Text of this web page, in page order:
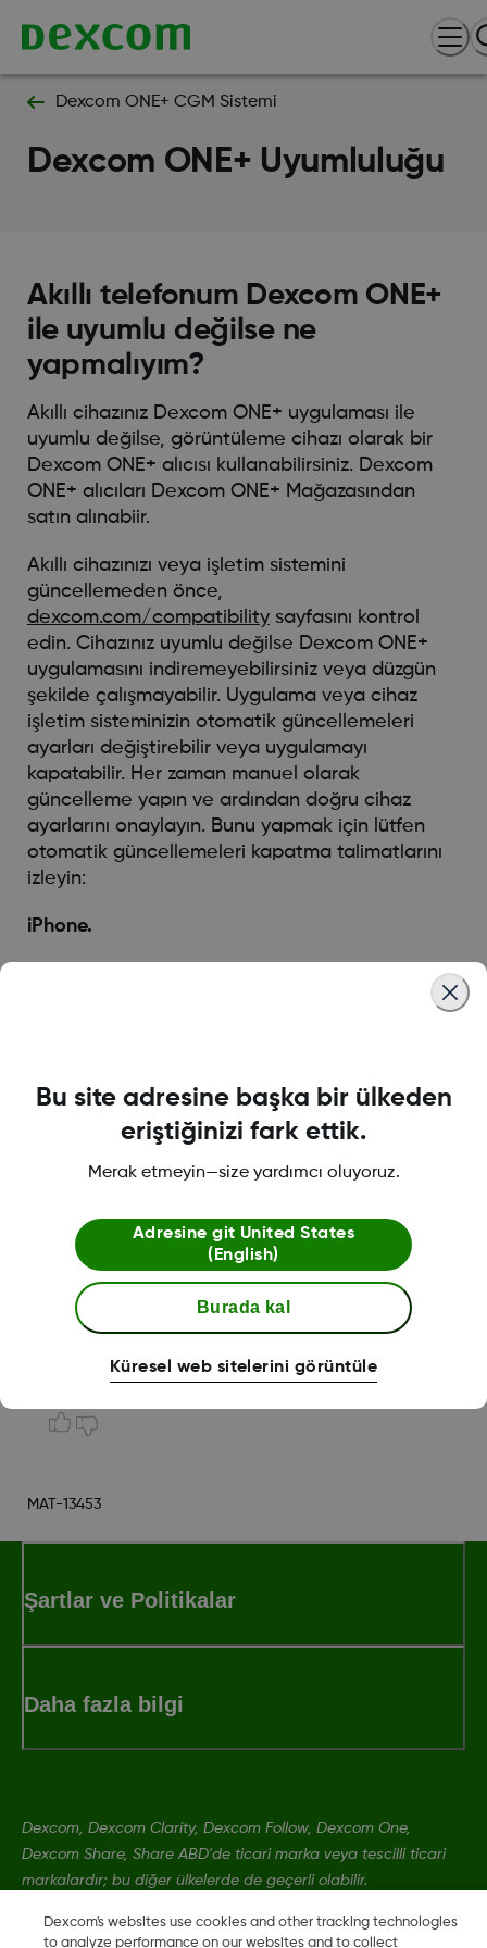
Dexcom ONE+ CGM Sistemi
Dexcom ONE+ Uyumluluğu
Akıllı telefonum Dexcom ONE+
ile uyumlu değilse ne
yapmalıyım?
Akıllı cihazınız Dexcom ONE+ uygulaması ile
uyumlu değilse, görüntüleme cihazı olarak bir
Dexcom ONE+ alıcısı kullanabilirsiniz. Dexcom
ONE+ alıcıları Dexcom ONE+ Mağazasından
satın alınabiir.
Akıllı cihazınızı veya işletim sistemini
güncellemeden önce,
dexcom.com/compatibilitysayfasını kontrol
edin. Cihazınız uyumlu değilse Dexcom ONE+
uygulamasını indiremeyebilirsiniz veya düzgün
şekilde çalışmayabilir. Uygulama veya cihaz
işletim sisteminizin otomatik güncellemeleri
ayarları değiştirebilir veya uygulamayı
kapatabilir. Her zaman manuel olarak
güncelleme yapın ve ardından doğru cihaz
ayarlarını onaylayın. Bunu yapmak için lütfen
otomatik güncellemeleri kapatma talimatlarını
izleyin:
iPhone.
Dişli çark simgesine dokunun
Otomatik İndirme & Kurulum seçeneğine dokunun
İzin Verme seçeneğine dokunun
Was this article helpful?
MAT-13453
Şartlar ve Politikalar
Daha fazla bilgi
Dexcom, Dexcom Clarity, Dexcom Follow, Dexcom One,
Dexcom Share, Share ABD'de ticari marka veya tescilli ticari
markalardır; bu diğer ülkelerde de geçerli olabilir.
Dexcom's websites use cookies and other tracking technologies
to analyze performance on our websites and to collect
Bu site adresine başka bir ülkeden
eriştiğinizi fark ettik.
Merak etmeyin—size yardımcı oluyoruz.
Adresine git United States
(English)
Burada kal
Küresel web sitelerini görüntüle